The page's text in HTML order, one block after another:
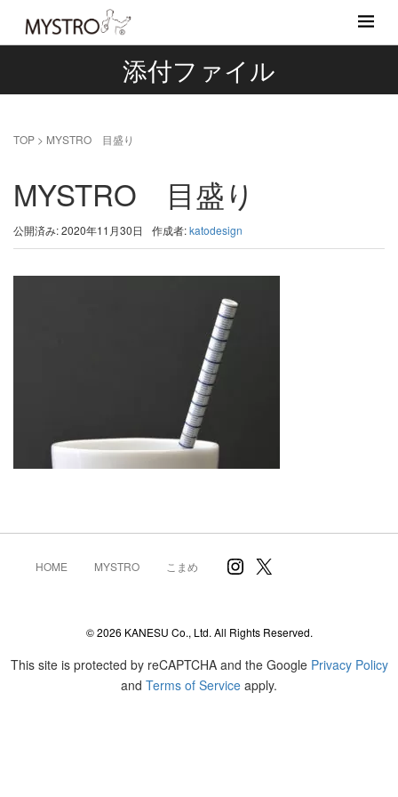
添付ファイル
TOP > MYSTRO 目盛り
MYSTRO 目盛り
公開済み: 2020年11月30日 作成者:katodesign
HOME MYSTRO こまめ Instagram
X
© 2026 KANESU Co., Ltd. All Rights Reserved.
This site is protected by reCAPTCHA and the Google Privacy Policy
and Terms of Service apply.